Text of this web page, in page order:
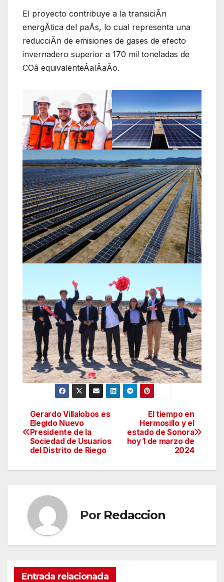
El proyecto contribuye a la transiciÃn
energÃtica del paÃs, lo cual representa una
reducciÃn de emisiones de gases de efecto
invernadero superior a 170 mil toneladas de
COâ equivalenteÂalÂaÃo.
Navegación
de
El tiempo en
Hermosillo y el
estado de Sonora
hoy 1 de marzo de
2024
Gerardo Villalobos es
Elegido Nuevo
Presidente de la
Sociedad de Usuarios
del Distrito de Riego
Por Redaccion
Entrada relacionada